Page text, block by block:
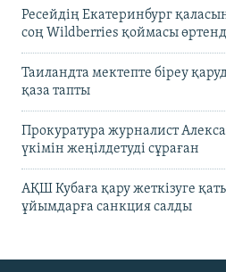
Ресейдің Екатеринбург
соң Wildberries қоймасы
Таиландта мектепте біреу
қаза тапты
Прокуратура журналист
үкімін жеңілдетуді сұраған
АҚШ Кубаға қару жеткізуге
ұйымдарға санкция салды